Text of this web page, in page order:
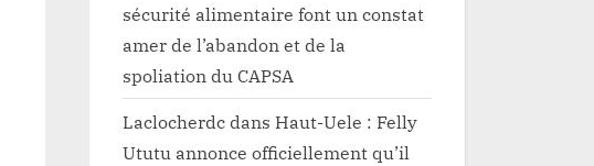
sécurité alimentaire font un constat
amer de l’abandon et de la
spoliation du CAPSA
Laclocherdcdans Haut-Uele : Felly
Ututu annonce officiellement qu’il